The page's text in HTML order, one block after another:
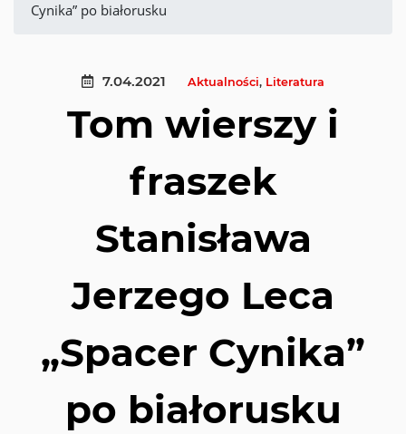
Cynika” po białorusku
7.04.2021 Aktualności, Literatura
Tom wierszy i
fraszek
Stanisława
Jerzego Leca
„Spacer Cynika”
po białorusku